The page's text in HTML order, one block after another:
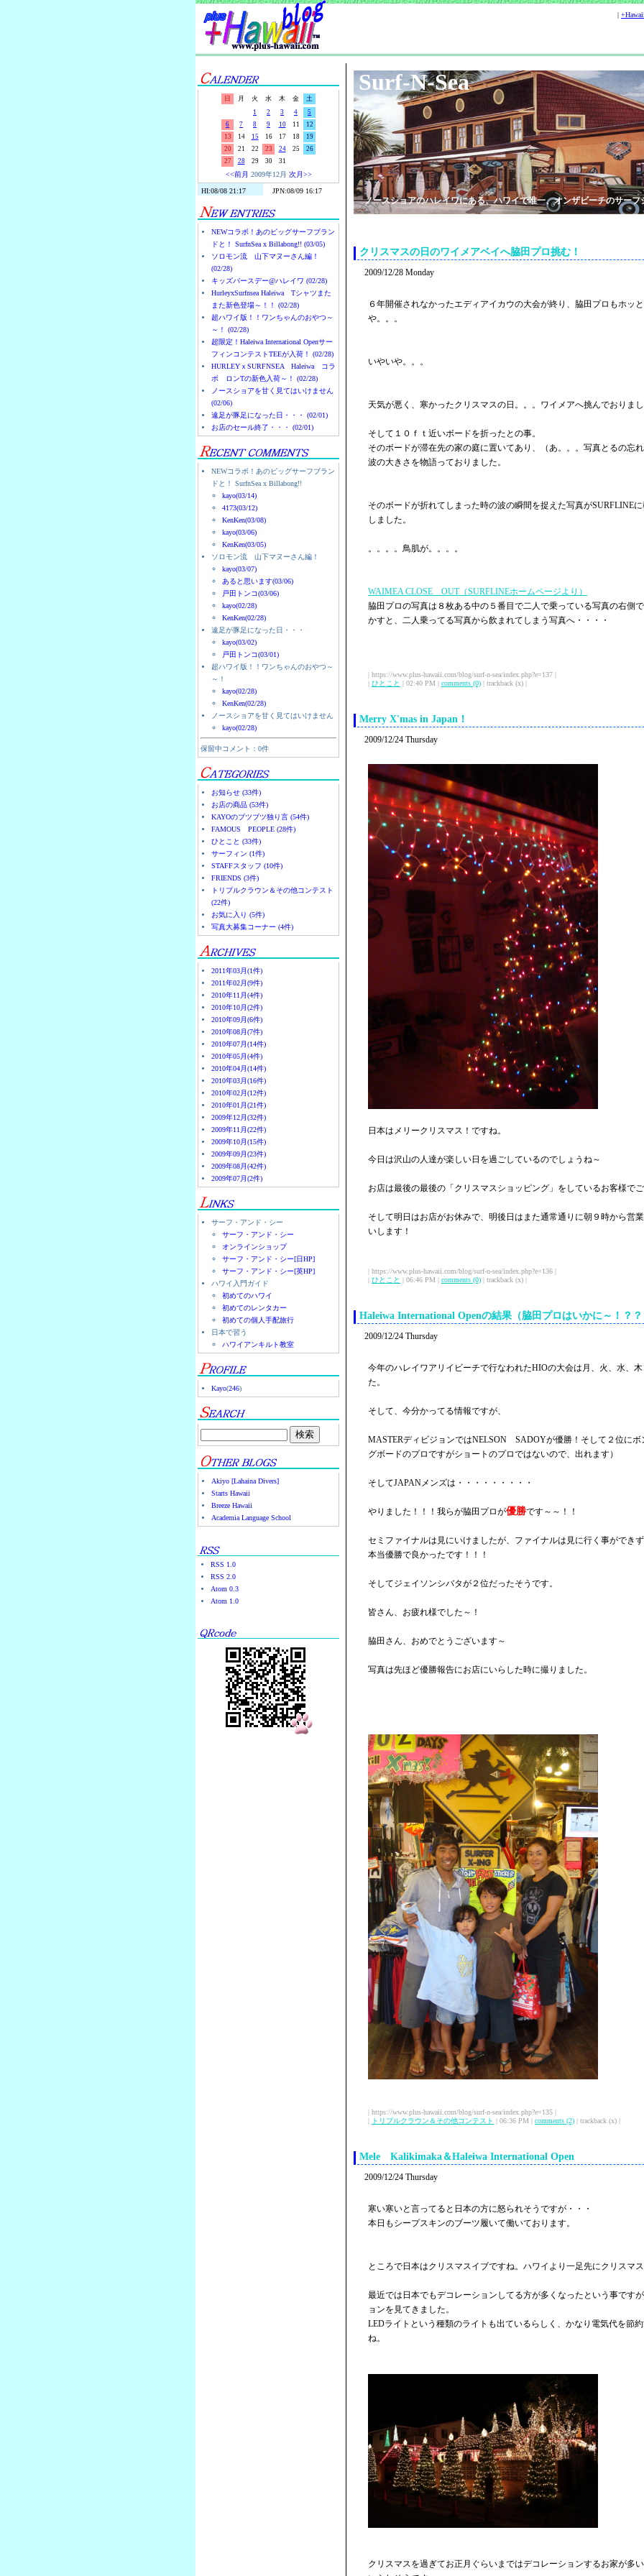
|
日 月 火 水 木 金
土
1
2 3 4
5
6
7 8 9 10 11
12
13
14 15 16 17 18
19
20
21 22 23 24 25
26
27
28 29 30 31
<<前月 2009年12月 次月>>
NEWコラボ！あのビッグサーフブラン
ドと！ SurfnSea x Billabong!! (03/05)
ソロモン流 山下マヌーさん編！
(02/28)
キッズバースデー@ハレイワ (02/28)
HurleyxSurfnsea Haleiwa Tシャツまた
また新色登場～！！ (02/28)
超ハワイ版！！ワンちゃんのおやつ～
～！ (02/28)
超限定！Haleiwa International Openサー
フィンコンテストTEEが入荷！ (02/28)
HURLEYｘSURFNSEA Haleiwa コラ
ボ ロンTの新色入荷～！ (02/28)
ノースショアを甘く見てはいけません
(02/06)
遠足が豚足になった日・・・ (02/01)
お店のセール終了・・・ (02/01)
NEWコラボ！あのビッグサーフブラン
ドと！ SurfnSea x Billabong!!
kayo(03/14)
4173(03/12)
KenKen(03/08)
kayo(03/06)
KenKen(03/05)
ソロモン流 山下マヌーさん編！
kayo(03/07)
あると思います(03/06)
戸田トンコ(03/06)
kayo(02/28)
KenKen(02/28)
遠足が豚足になった日・・・
kayo(03/02)
戸田トンコ(03/01)
超ハワイ版！！ワンちゃんのおやつ～
～！
kayo(02/28)
KenKen(02/28)
ノースショアを甘く見てはいけません
kayo(02/28)
保留中コメント：0件
お知らせ (33件)
お店の商品 (53件)
KAYOのブツブツ独り言 (54件)
FAMOUS PEOPLE (28件)
ひとこと (33件)
サーフィン (1件)
STAFFスタッフ (10件)
FRIENDS (3件)
トリプルクラウン＆その他コンテスト
(22件)
お気に入り (5件)
写真大募集コーナー (4件)
2011年03月(1件)
2011年02月(9件)
2010年11月(4件)
2010年10月(2件)
2010年09月(6件)
2010年08月(7件)
2010年07月(14件)
2010年05月(4件)
2010年04月(14件)
2010年03月(16件)
2010年02月(12件)
2010年01月(21件)
2009年12月(32件)
2009年11月(22件)
2009年10月(15件)
2009年09月(23件)
2009年08月(42件)
2009年07月(2件)
サーフ・アンド・シー
サーフ・アンド・シー
オンラインショップ
サーフ・アンド・シー[日HP]
サーフ・アンド・シー[英HP]
ハワイ入門ガイド
初めてのハワイ
初めてのレンタカー
初めての個人手配旅行
日本で習う
ハワイアンキルト教室
Kayo(246)
Akiyo [Lahaina Divers]
Starts Hawaii
Breeze Hawaii
Academia Language School
RSS 1.0
RSS 2.0
Atom 0.3
Atom 1.0
Surf-N-Sea
ノースショアのハレイワにある、ハワイで唯一、オンザビーチのサーフ
クリスマスの日のワイメアベイへ脇田プロ挑む！
2009/12/28 Monday
６年開催されなかったエディアイカウの大会が終り、脇田プロもホッ
や。。。
いやいや。。。
天気が悪く、寒かったクリスマスの日。。。ワイメアへ挑んでおりまし
そして１０ｆｔ近いボードを折ったとの事。
そのボードが滞在先の家の庭に置いてあり、（あ。。。写真とるの忘れ
波の大きさを物語っておりました。
そのボードが折れてしまった時の波の瞬間を捉えた写真がSURFLINE
しました。
。。。。鳥肌が。。。。
WAIMEA CLOSE OUT（SURFLINEホームページより）
脇田プロの写真は８枚ある中の５番目で二人で乗っている写真の右側
かすと、二人乗ってる写真から飲まれてしまう写真へ・・・・
| https://www.plus-hawaii.com/blog/surf-n-sea/index.php?e=137 |
| ひとこと | 02:40 PM | comments (0) | trackback (x) |
Merry X'mas in Japan！
2009/12/24 Thursday
日本はメリークリスマス！ですね。
今日は沢山の人達が楽しい日を過ごしているのでしょうね～
お店は最後の最後の「クリスマスショッピング」をしているお客様でご
そして明日はお店がお休みで、明後日はまた通常通りに朝９時から営
いします！
| https://www.plus-hawaii.com/blog/surf-n-sea/index.php?e=136 |
| ひとこと | 06:46 PM | comments (0) | trackback (x) |
Haleiwa International Openの結果（脇田プロはいかに～！？？
2009/12/24 Thursday
今年のハレイワアリイビーチで行なわれたHIOの大会は月、火、水、
た。
そして、今分かってる情報ですが、
MASTERディビジョンではNELSON SADOYが優勝！そして２位にボ
グボードのプロですがショートのプロではないので、出れます）
そしてJAPANメンズは・・・・・・・・・
やりました！！！我らが脇田プロが優勝です～～！！
セミファイナルは見にいけましたが、ファイナルは見に行く事ができ
本当優勝で良かったです！！！
そしてジェイソンシバタが２位だったそうです。
皆さん、お疲れ様でした～！
脇田さん、おめでとうございます～
写真は先ほど優勝報告にお店にいらした時に撮りました。
| https://www.plus-hawaii.com/blog/surf-n-sea/index.php?e=135 |
| トリプルクラウン＆その他コンテスト | 06:36 PM | comments (2) | trackback (x) |
Mele Kalikimaka＆Haleiwa International Open
2009/12/24 Thursday
寒い寒いと言ってると日本の方に怒られそうですが・・・
本日もシープスキンのブーツ履いて働いております。
ところで日本はクリスマスイブですね。ハワイより一足先にクリスマス
最近では日本でもデコレーションしてる方が多くなったという事です
ョンを見てきました。
LEDライトという種類のライトも出ているらしく、かなり電気代を節
ね。
クリスマスを過ぎてお正月ぐらいまではデコレーションするお家が多